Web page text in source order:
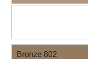
Bronze 802